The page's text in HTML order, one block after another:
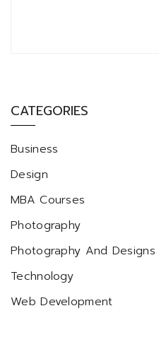
CATEGORIES
Business
Design
MBA Courses
Photography
Photography And Designs
Technology
Web Development